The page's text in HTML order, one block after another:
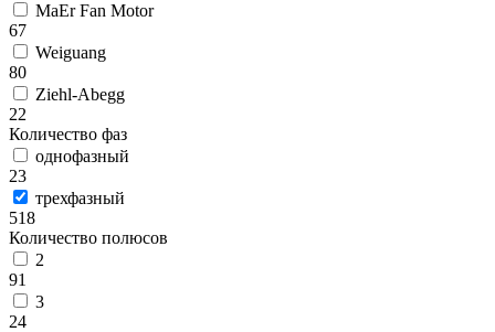
MaEr Fan Motor
67
Weiguang
80
Ziehl-Abegg
22
Количество фаз
однофазный
23
трехфазный
518
Количество полюсов
2
91
3
24